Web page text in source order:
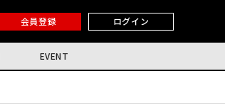
会員登録 ログイン
EVENT